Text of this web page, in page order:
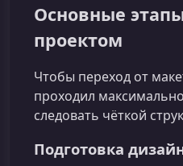
Основные
проектом
Чтобы переход от
проходил
следовать чёткой
Подготовка